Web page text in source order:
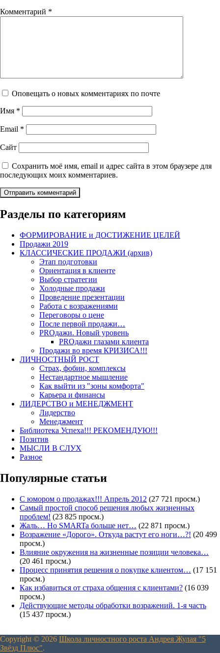
Комментарий *
Оповещать о новых комментариях по почте
Имя *
Email *
Сайт
Сохранить моё имя, email и адрес сайта в этом браузере для
последующих моих комментариев.
Разделы по категориям
ФОРМИРОВАНИЕ и ДОСТИЖЕНИЕ ЦЕЛЕЙ
Продажи 2019
КЛАССИЧЕСКИЕ ПРОДАЖИ (архив)
Этап подготовки
Ориентация в клиенте
Выбор стратегии
Холодные продажи
Проведение презентации
Работа с возражениями
Переговоры о цене
После первой продажи…
PROдажи. Новый уровень
PROдажи глазами клиента
Продажи во время КРИЗИСА!!!
ЛИЧНОСТНЫЙ РОСТ
Страх, фобии, комплексы
Нестандартное мышление
Как выйти из "зоны комфорта"
Карьера и финансы
ЛИДЕРСТВО и МЕНЕДЖМЕНТ
Лидерство
Менеджмент
Библиотека Успеха!!! РЕКОМЕНДУЮ!!!
Позитив
МЫСЛИ В СЛУХ
Разное
Популярные статьи
С юмором о продажах!!! Апрель 2012 (27 721 просм.)
Самый простой способ решения любых жизненных
проблем! (23 825 просм.)
Жаль… Но SMARTa больше нет… (22 871 просм.)
Возражение «Дорого». Откуда растут его ноги…?! (20 499
просм.)
Влияние окружения на жизненные позиции человека…
(20 461 просм.)
Процесс принятия решения о покупке клиентом… (17 151
просм.)
Как избавиться от страха общения с клиентами? (16 039
просм.)
Действующие методы обработки возражений. 1-я часть
(15 437 просм.)
Copyright © 2026 Школа личностного роста Андрея Жулая "5
Звёзд Плюс".